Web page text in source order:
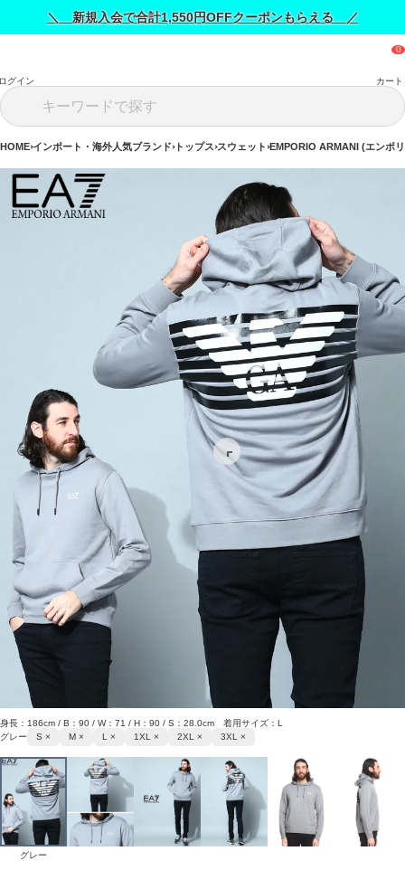
＼ 新規入会で合計1,550円OFFクーポンもらえる ／
グイン カート
HOME インポート・海外人気ブランド トップス スウェット EMPORIO ARMANI (エンポ
身長：186cm / B：90 / W：71 / H：90 / S：28.0cm 着用サイズ：L
グレー
S × M × L × 1XL × 2XL × 3XL ×
グレー